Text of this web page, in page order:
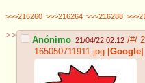
>>>216260 >>>216264 >>>216288
>> Anónimo 21/04/22 02:12 /#/
165050711911.jpg [Google]